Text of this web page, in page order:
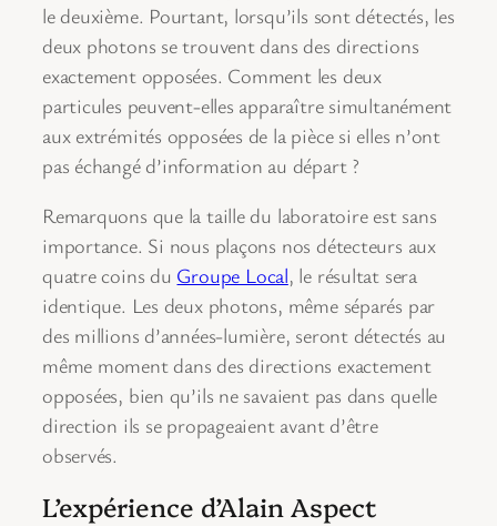
le deuxième. Pourtant, lorsqu’ils sont détectés, les
deux photons se trouvent dans des directions
exactement opposées. Comment les deux
particules peuvent-elles apparaître simultanément
aux extrémités opposées de la pièce si elles n’ont
pas échangé d’information au départ ?
Remarquons que la taille du laboratoire est sans
importance. Si nous plaçons nos détecteurs aux
quatre coins du Groupe Local, le résultat sera
identique. Les deux photons, même séparés par
des millions d’années-lumière, seront détectés au
même moment dans des directions exactement
opposées, bien qu’ils ne savaient pas dans quelle
direction ils se propageaient avant d’être
observés.
L’expérience d’Alain Aspect